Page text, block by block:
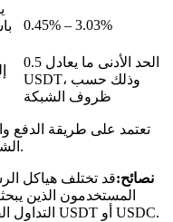
0.45% – 3.03%
الحد الأدنى ما يعادل 0.5
USDT، وذلك حسب
ظروف الشبكة
الشبكة وظروف السوق في وقت المعاملة.
نصائح:قد تختلف هياكل
المستخدمون الذين
التداول الفوري باستخدام العملات المستقرة مثل USDT أو USDC.